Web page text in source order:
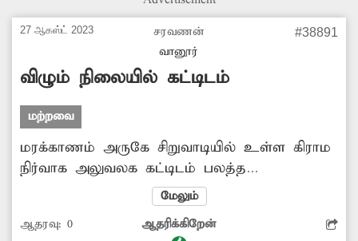
பொதுமக்கள் அச்சப்படுகின்றனர். எனவே
சேதமடைந்த குடிநீர் தொட்டியை இடித்துவிட்டு,
புதிதாக கட்டித்தர வேண்டும்.
27 ஆகஸ்ட் 2023
சரவணன்
வானூர்
#38891
விழும் நிலையில் கட்டிடம்
மற்றவை
மரக்காணம் அருகே சிறுவாடியில் உள்ள கிராம
நிர்வாக அலுவலக கட்டிடம் பலத்த
சேதமடைந்து காணப்படுகிறது. இதனால்
கட்டிடம் பலவீனம் அடைந்து காணப்படுவதால்,
எப்போது வேண்டுமானாலும் இடிந்து விழுந்து
மேலும்
ஆதரவு: 0 ஆதரிக்கிறேன்